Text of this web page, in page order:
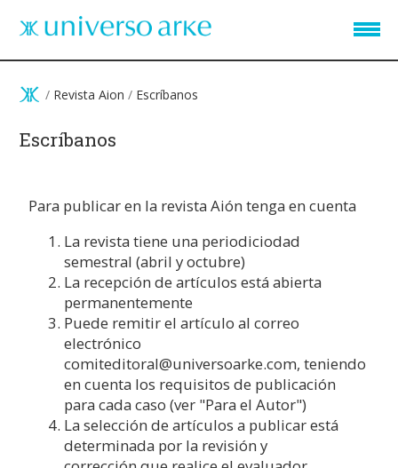
/ Revista Aion / Escríbanos
Escríbanos
Para publicar en la revista Aión tenga en cuenta
La revista tiene una periodiciodad
semestral (abril y octubre)
La recepción de artículos está abierta
permanentemente
Puede remitir el artículo al correo
electrónico
comiteditoral@universoarke.com, teniendo
en cuenta los requisitos de publicación
para cada caso (ver "Para el Autor")
La selección de artículos a publicar está
determinada por la revisión y